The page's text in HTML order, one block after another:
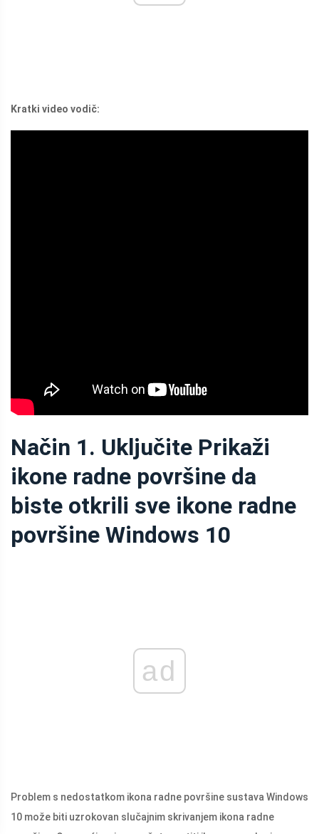
Kratki video vodič:
Način 1. Uključite Prikaži
ikone radne površine da
biste otkrili sve ikone radne
površine Windows 10
ad
Problem s nedostatkom ikona radne površine sustava Windows
10 može biti uzrokovan slučajnim skrivanjem ikona radne